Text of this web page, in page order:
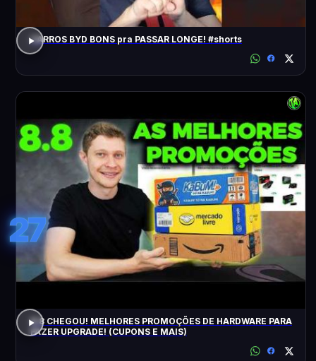
CARROS BYD BONS pra PASSAR LONGE! #shorts
27
8.8 CHEGOU! MELHORES PROMOÇÕES DE HARDWARE PARA
FAZER UPGRADE! (CUPONS E MAIS)